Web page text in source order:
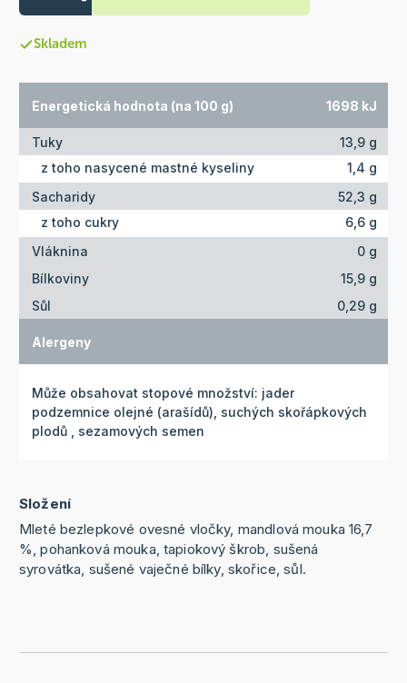
Skladem
Energetická hodnota (na 100 g) 1698 kJ
Tuky
13,9 g
z toho nasycené mastné kyseliny
1,4 g
Sacharidy
52,3 g
z toho cukry
6,6 g
Vláknina
0 g
Bílkoviny
15,9 g
Sůl
0,29 g
Alergeny
Může obsahovat stopové množství: jader
podzemnice olejné (arašídů), suchých skořápkových
plodů , sezamových semen
Složení
Mleté bezlepkové ovesné vločky, mandlová mouka 16,7
%, pohanková mouka, tapiokový škrob, sušená
syrovátka, sušené vaječné bílky, skořice, sůl.